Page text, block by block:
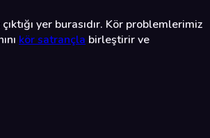
yer burasıdır. Kör problemlerimiz
kör satrançla birleştirir ve